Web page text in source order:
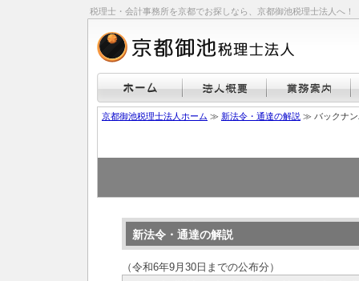
税理士・会計事務所を京都でお探しなら、京都御池税理士法人へ！
京都御池税理士法人ホーム ≫ 新法令・通達の解説 ≫ バックナン
新法令・通達の解説
（令和6年9月30日までの公布分）